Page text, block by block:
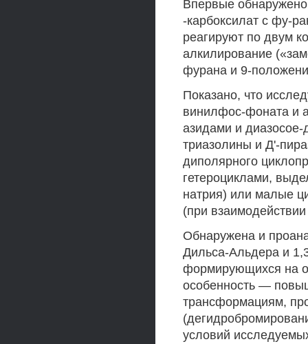
Впервые
-карбоксилат с фу-
реагируют по двум
алкилирование
фурана и 9-
Показано, что
винилфос-фоната и
азидами и
триазолины и Д'-
диполярного
гетероциклами,
натрия) или малые
(при
Обнаружена и
Дильса-Альдера и
формирующихся на
особенность —
трансформациям,
условий